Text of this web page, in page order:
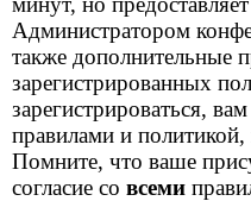
Администратором
также дополнительные
зарегистрированных
зарегистрироваться,
правилами и
Помните, что ваше
согласие со всеми